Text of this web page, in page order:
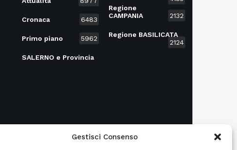
Gestisci Consenso
Cronaca 6483
Primo piano 5962
SALERNO e Provincia
Regione
CAMPANIA
2132
Regione BASILICATA
2124